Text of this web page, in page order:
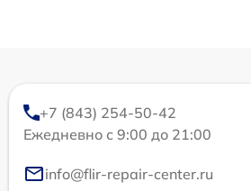
+7 (843) 254-50-42
Ежедневно с 9:00 до 21:00
info@flir-repair-center.ru